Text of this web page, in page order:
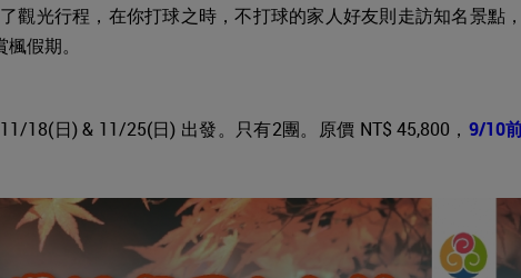
觀光行程，在你打球之時，不打球的家人好友則走訪知名景點
假期。
18(日) & 11/25(日) 出發。只有2團。原價 NT$ 45,800， 9/10